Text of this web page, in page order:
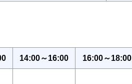
14:00～16:00 16:00～18:00